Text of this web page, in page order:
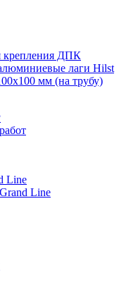
крепления ДПК
лаги Hilst
мм (на трубу)
Line
Line